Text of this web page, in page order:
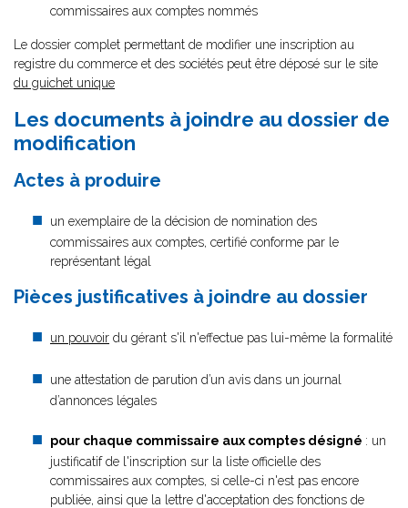
commissaires aux comptes nommés
Le dossier complet permettant de modifier une inscription au
registre du commerce et des sociétés peut être déposé sur le site
du guichet unique
Les documents à joindre au dossier de
modification
Actes à produire
un exemplaire de la décision de nomination des
commissaires aux comptes, certifié conforme par le
représentant légal
Pièces justificatives à joindre au dossier
un pouvoir du gérant s'il n'effectue pas lui-même la formalité
une attestation de parution d’un avis dans un journal
d’annonces légales
pour chaque commissaire aux comptes désigné : un
justificatif de l'inscription sur la liste officielle des
commissaires aux comptes, si celle-ci n'est pas encore
publiée, ainsi que la lettre d'acceptation des fonctions de